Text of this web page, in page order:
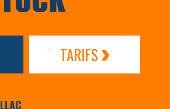
TARIFS